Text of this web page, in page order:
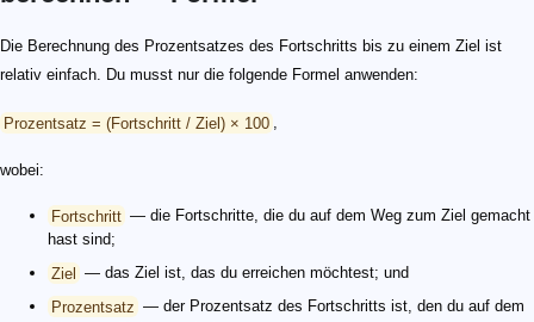
Die Berechnung des Prozentsatzes des Fortschritts bis zu einem Ziel ist
relativ einfach. Du musst nur die folgende Formel anwenden:
Prozentsatz = (Fortschritt / Ziel) × 100 ,
wobei:
Fortschritt — die Fortschritte, die du auf dem Weg zum Ziel gemacht
hast sind;
Ziel — das Ziel ist, das du erreichen möchtest; und
Prozentsatz — der Prozentsatz des Fortschritts ist, den du auf dem